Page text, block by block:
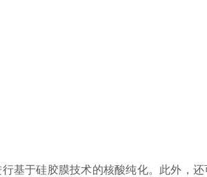
基于硅胶膜技术的核酸纯化。此外